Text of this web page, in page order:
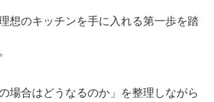
想のキッチンを手に入れる第一歩を踏
場合はどうなるのか」を整理しながら